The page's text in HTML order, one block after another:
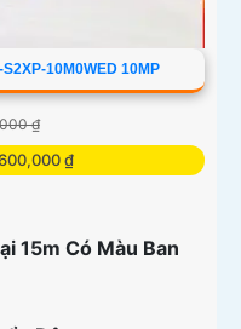
10M0WED 10MP
₫
₫
15m Có Màu Ban